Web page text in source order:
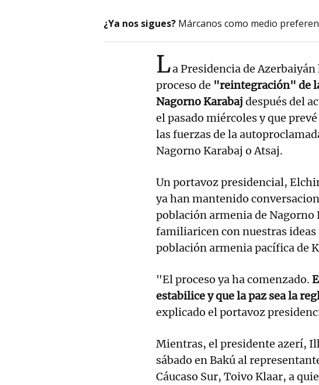
¿Ya nos sigues? Márcanos como medio
La Presidencia de
proceso de "reintegración" de
Nagorno Karabaj después del
el pasado miércoles y que
las fuerzas de la
Nagorno Karabaj o Atsaj.
Un portavoz presidencial,
ya han mantenido
población armenia de Nagorno
familiaricen con nuestras
población armenia pacífica de
"El proceso ya ha comenzado.
estabilice y que la paz sea la
explicado el portavoz
Mientras, el presidente azerí,
sábado en Bakú al
Cáucaso Sur, Toivo Klaar, a